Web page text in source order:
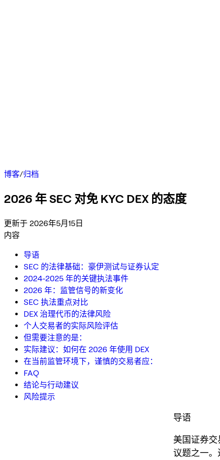
博客/归档
2026 年 SEC 对免 KYC DEX 的态度
更新于 2026年5月15日
内容
导语
SEC 的法律基础：豪伊测试与证券认定
2024-2025 年的关键执法事件
2026 年：监管信号的新变化
SEC 执法重点对比
DEX 治理代币的法律风险
个人交易者的实际风险评估
但需要注意的是：
实际建议：如何在 2026 年使用 DEX
在当前监管环境下，谨慎的交易者应：
FAQ
结论与行动建议
风险提示
导语
美国证券
议题之一。